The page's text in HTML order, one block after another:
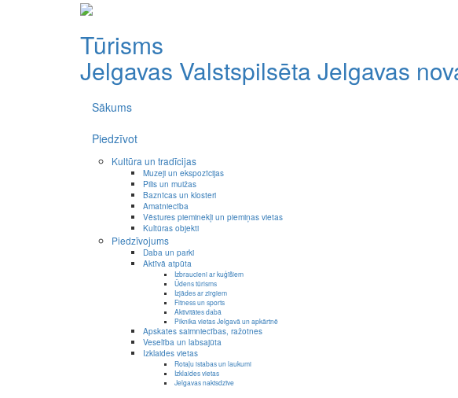
Tūrisms
Jelgavas Valstspilsēta Jelgavas
Sākums
Piedzīvot
Kultūra un tradīcijas
Muzeji un ekspozīcijas
Pilis un muižas
Baznīcas un klosteri
Amatniecība
Vēstures pieminekļi un piemiņas vietas
Kultūras objekti
Piedzīvojums
Daba un parki
Aktīvā atpūta
Izbraucieni ar kuģīšiem
Ūdens tūrisms
Izjādes ar zirgiem
Fitness un sports
Aktivitātes dabā
Piknika vietas Jelgavā un apkārtnē
Apskates saimniecības, ražotnes
Veselība un labsajūta
Izklaides vietas
Rotaļu istabas un laukumi
Izklaides vietas
Jelgavas naktsdzīve